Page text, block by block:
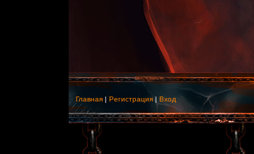
Главная | Регистрация | Вход